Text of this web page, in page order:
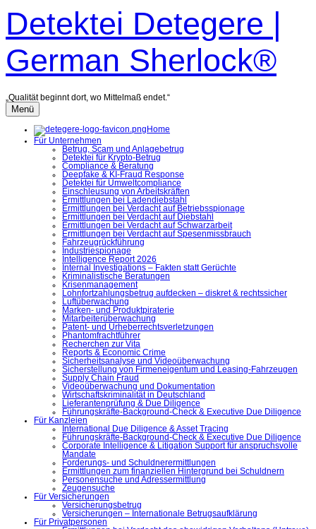
Inhalt
überspringen
Detektei Detegere |
German Sherlock®
„Qualität beginnt dort, wo Mittelmaß endet.“
Menü
Home
Für Unternehmen
Betrug, Scam und Anlagebetrug
Detektei für Krypto-Betrug
Compliance & Beratung
Deepfake & KI-Fraud Response
Detektei für Umweltcompliance
Einschleusung von Arbeitskräften
Ermittlungen bei Ladendiebstahl
Ermittlungen bei Verdacht auf Betriebsspionage
Ermittlungen bei Verdacht auf Diebstahl
Ermittlungen bei Verdacht auf Schwarzarbeit
Ermittlungen bei Verdacht auf Spesenmissbrauch
Fahrzeugrückführung
Industriespionage
Intelligence Report 2026
Internal Investigations – Fakten statt Gerüchte
Kriminalistische Beratungen
Krisenmanagement
Lohnfortzahlungsbetrug aufdecken – diskret & rechtssicher
Luftüberwachung
Marken- und Produktpiraterie
Mitarbeiterüberwachung
Patent- und Urheberrechtsverletzungen
Phantomfrachtführer
Recherchen zur Vita
Reports & Economic Crime
Sicherheitsanalyse und Videoüberwachung
Sicherstellung von Firmeneigentum und Leasing-Fahrzeugen
Supply Chain Fraud
Videoüberwachung und Dokumentation
Wirtschaftskriminalität in Deutschland
Lieferantenprüfung & Due Diligence
Führungskräfte-Background-Check & Executive Due Diligence
Für Kanzleien
International Due Diligence & Asset Tracing
Führungskräfte-Background-Check & Executive Due Diligence
Corporate Intelligence & Litigation Support für anspruchsvolle
Mandate
Forderungs- und Schuldnerermittlungen
Ermittlungen zum finanziellen Hintergrund bei Schuldnern
Personensuche und Adressermittlung
Zeugensuche
Für Versicherungen
Versicherungsbetrug
Versicherungen – Internationale Betrugsaufklärung
Für Privatpersonen